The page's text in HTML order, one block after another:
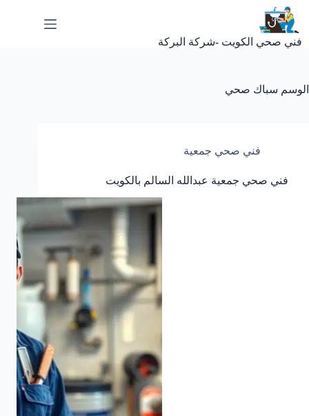
التجاوز
المحتوى
فني صحي الكويت -شركة البركة
الوسم سباك صحي
فني صحي جمعية
فني صحي جمعية عبدالله السالم بالكويت